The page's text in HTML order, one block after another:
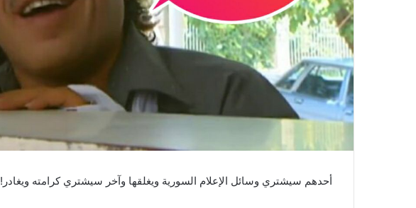
أحدهم سيشتري وسائل الإعلام السورية ويغلقها وآخر سيشتري كرامته ويغادر!